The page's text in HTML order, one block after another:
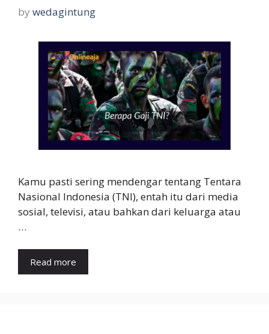
by wedagintung
Kamu pasti sering mendengar tentang Tentara
Nasional Indonesia (TNI), entah itu dari media
sosial, televisi, atau bahkan dari keluarga atau
…
Read more